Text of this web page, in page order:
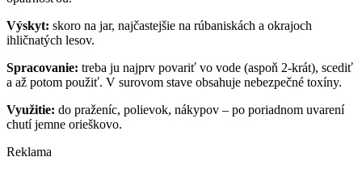
Výskyt: skoro na jar, najčastejšie na rúbaniskách a okrajoch
ihličnatých lesov.
Spracovanie: treba ju najprv povariť vo vode (aspoň 2-krát), scediť
a až potom použiť. V surovom stave obsahuje nebezpečné toxíny.
Využitie: do praženíc, polievok, nákypov – po poriadnom uvarení
chutí jemne orieškovo.
Reklama